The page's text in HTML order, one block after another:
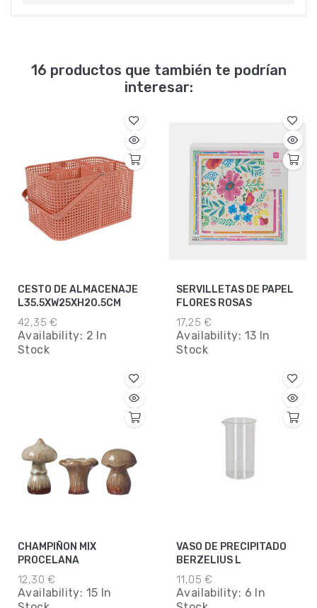
16 productos que también te podrían
interesar:
CESTO DE ALMACENAJE
L35.5XW25XH20.5CM
42,35 €
Availability: 2 In
Stock
SERVILLETAS DE PAPEL
FLORES ROSAS
17,25 €
Availability: 13 In
Stock
CHAMPIÑON MIX
PROCELANA
12,30 €
Availability: 15 In
VASO DE PRECIPITADO
BERZELIUS L
11,05 €
Availability: 6 In